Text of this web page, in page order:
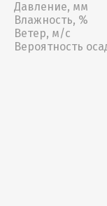
Давление, мм
Влажность, %
Ветер, м/с
Вероятность